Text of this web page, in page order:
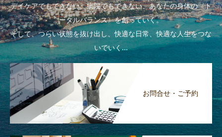
デイケアでもできない、病院でもできない、あなたの身体の〈ト
ータルバランス〉を創っていく。
そして、つらい状態を抜け出し、快適な日常、快適な人生をつな
いでいく...
お問合せ・ご予約